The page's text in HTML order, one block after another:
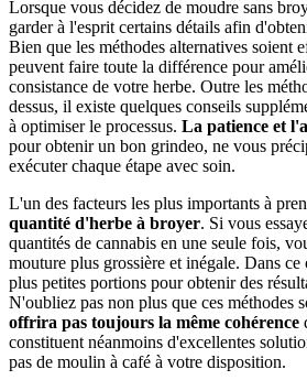
Lorsque vous décidez de moudre sans
garder à l'esprit certains détails afin
Bien que les méthodes alternatives soient
peuvent faire toute la différence pour
consistance de votre herbe. Outre les
dessus, il existe quelques conseils
à optimiser le processus. La patience et
pour obtenir un bon grindeo, ne vous
exécuter chaque étape avec soin.
L'un des facteurs les plus importants à
quantité d'herbe à broyer. Si vous
quantités de cannabis en une seule fois,
mouture plus grossière et inégale. Dans ce
plus petites portions pour obtenir des
N'oubliez pas non plus que ces méthodes
offrira pas toujours la même cohérence
constituent néanmoins d'excellentes
pas de moulin à café à votre disposition.